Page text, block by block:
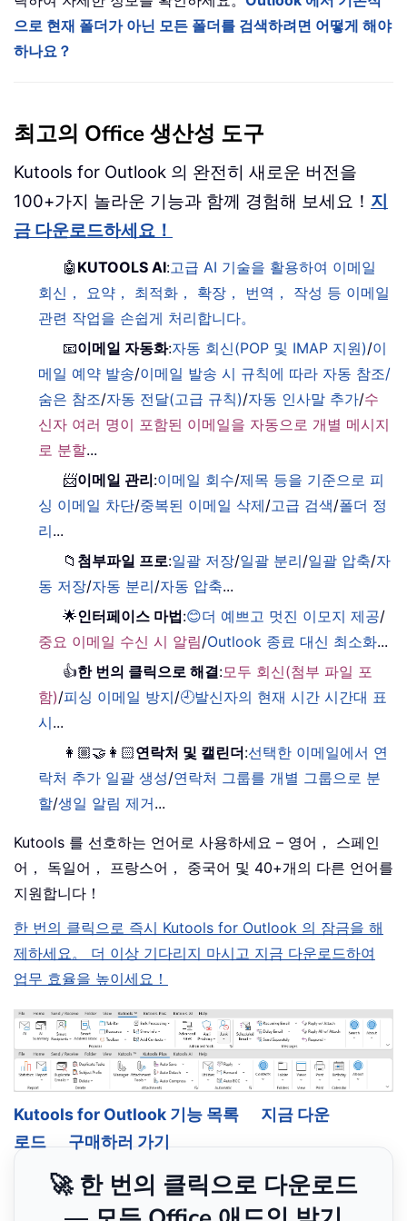
으로 현재 폴더가 아닌 모든 폴더를 검색하려면 어떻게 해야
하나요？
최고의 Office 생산성 도구
Kutools for Outlook 의 완전히 새로운 버전을
100+가지 놀라운 기능과 함께 경험해 보세요！ 지
금 다운로드하세요！
🤖 KUTOOLS AI:고급 AI 기술을 활용하여 이메일
회신， 요약， 최적화， 확장， 번역， 작성 등 이메일
관련 작업을 손쉽게 처리합니다。
📧이메일 자동화:자동 회신(POP 및 IMAP 지원)/이
메일 예약 발송/이메일 발송 시 규칙에 따라 자동 참조/
숨은 참조/자동 전달(고급 규칙)/자동 인사말 추가/수
신자 여러 명이 포함된 이메일을 자동으로 개별 메시지
로 분할...
📨이메일 관리:이메일 회수/제목 등을 기준으로 피
싱 이메일 차단/중복된 이메일 삭제/고급 검색/폴더 정
리...
📁 첨부파일 프로:일괄 저장/일괄 분리/일괄 압축/자
동 저장/자동 분리/자동 압축...
🌟인터페이스 마법:😊더 예쁘고 멋진 이모지 제공/
중요 이메일 수신 시 알림/Outlook 종료 대신 최소화...
👍한 번의 클릭으로 해결:모두 회신(첨부 파일 포
함)/피싱 이메일 방지/🕘발신자의 현재 시간 시간대 표
시...
👩🏼‍🤝‍👩🏻연락처 및 캘린더:선택한 이메일에서 연
락처 추가 일괄 생성/연락처 그룹를 개별 그룹으로 분
할/생일 알림 제거...
Kutools 를 선호하는 언어로 사용하세요 – 영어， 스페인
어， 독일어， 프랑스어， 중국어 및 40+개의 다른 언어를
지원합니다！
한 번의 클릭으로 즉시 Kutools for Outlook 의 잠금을 해
제하세요。 더 이상 기다리지 마시고 지금 다운로드하여
업무 효율을 높이세요！
Kutools for Outlook 기능 목록
지금 다운
로드
구매하러 가기
🚀 한 번의 클릭으로 다운로드